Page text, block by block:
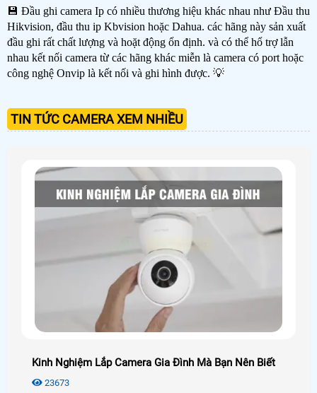
💾 Đầu ghi camera Ip có nhiều thương hiệu khác nhau như Đầu thu
Hikvision, đầu thu ip Kbvision hoặc Dahua. các hãng này sản xuất
đầu ghi rất chất lượng và hoặt động ổn định. và có thể hổ trợ lẫn
nhau kết nối camera từ các hãng khác miễn là camera có port hoặc
công nghệ Onvip là kết nối và ghi hình được. 💡
TIN TỨC CAMERA XEM NHIỀU
Kinh Nghiệm Lắp Camera Gia Đình Mà Bạn Nên Biết
23673